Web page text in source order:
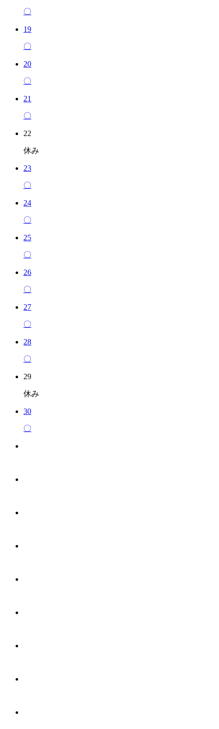
〇
19
〇
20
〇
21
〇
22
休み
23
〇
24
〇
25
〇
26
〇
27
〇
28
〇
29
休み
30
〇